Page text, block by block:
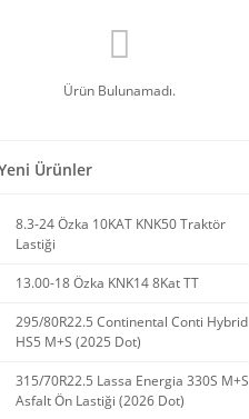
Ürün Bulunamadı.
Ürünler
8.3-24 Özka 10KAT KNK50 Traktör
Lastiği
13.00-18 Özka KNK14 8Kat TT
295/80R22.5 Continental Conti Hybrid
HS5 M+S (2025 Dot)
315/70R22.5 Lassa Energia 330S M+S
Asfalt Ön Lastiği (2026 Dot)